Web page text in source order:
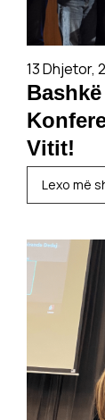
13 Dhjetor,
Vitit!
Lexo më